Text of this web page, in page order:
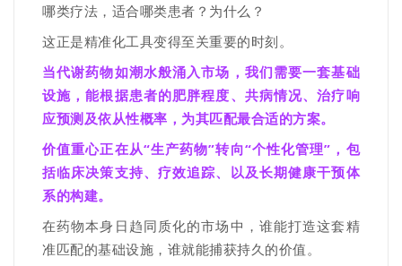
哪类疗法，适合哪类患者？为什么？
这正是精准化工具变得至关重要的时刻。
当代谢药物如潮水般涌入市场，我们需要一套基础
设施，能根据患者的肥胖程度、共病情况、治疗响
应预测及依从性概率，为其匹配最合适的方案。
价值重心正在从“生产药物”转向“个性化管理” ， 包
括临床决策支持、疗效追踪、以及长期健康干预体
系的构建。
在药物本身日趋同质化的市场中，谁能打造这套精
准匹配的基础设施，谁就能捕获持久的价值。